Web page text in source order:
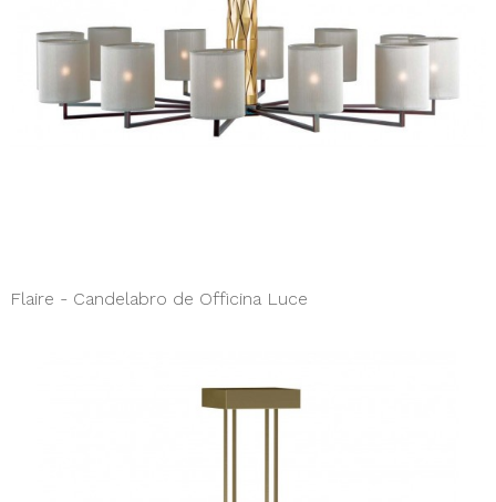
Flaire - Candelabro de Officina Luce